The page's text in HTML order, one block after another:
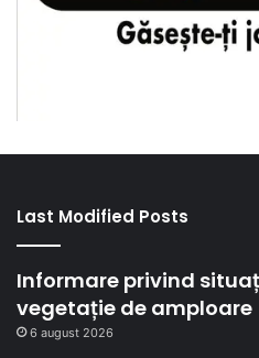
Last Modified Posts
Informare privind
vegetație de amploare
6 august 2026